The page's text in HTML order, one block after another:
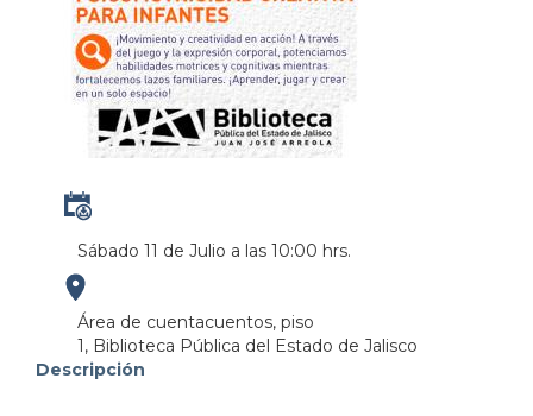
Sábado 11 de Julio a las 10:00 hrs.
Área de cuentacuentos, piso
1, Biblioteca Pública del Estado de Jalisco
Descripción